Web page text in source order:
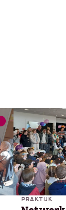
PRAKTIJK